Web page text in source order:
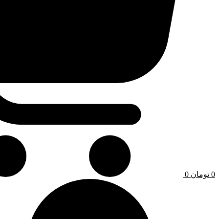
0 تومان 0